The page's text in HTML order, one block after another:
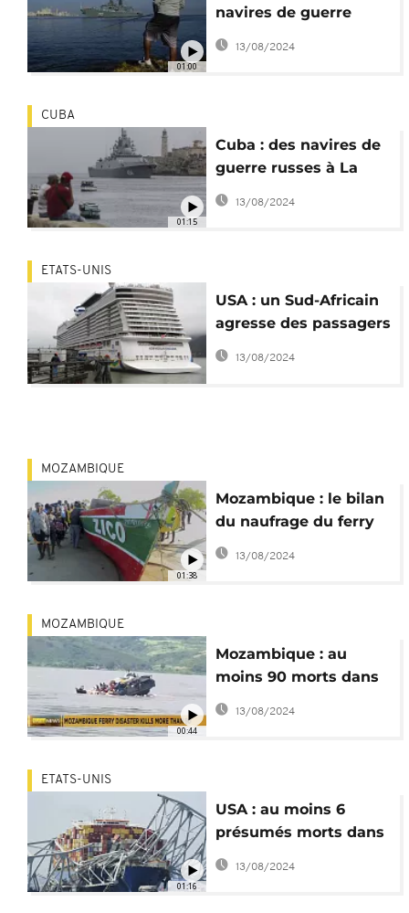
01:00
navires de guerre
russes à La Havane en
2 semaines
13/08/2024
01:15
CUBA
Cuba : des navires de
guerre russes à La
Havane
13/08/2024
ETATS-UNIS
USA : un Sud-Africain
agresse des passagers
sur un navire en
13/08/2024
01:38
MOZAMBIQUE
Mozambique : le bilan
du naufrage du ferry
grimpe à au moins 98
morts
13/08/2024
00:44
MOZAMBIQUE
Mozambique : au
moins 90 morts dans
le naufrage d'un ferry
13/08/2024
01:16
ETATS-UNIS
USA : au moins 6
présumés morts dans
l'effondrement du
pont de Baltimore
13/08/2024